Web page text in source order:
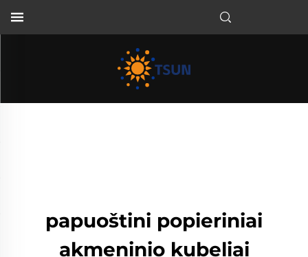
papuoštini popieriniai
akmeninio kubeliai